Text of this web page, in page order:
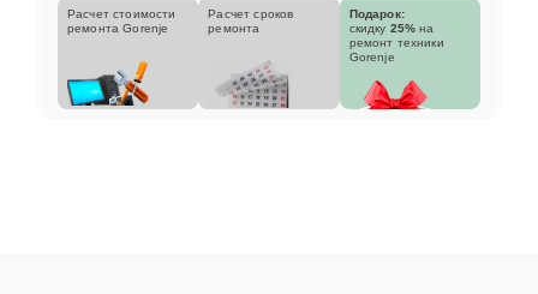
Расчет стоимости
ремонта Gorenje
Расчет сроков
ремонта
Подарок:
скидку 25% на
ремонт техники
Gorenje